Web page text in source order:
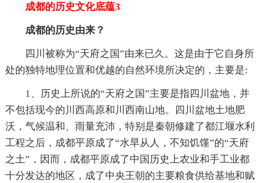
成都的历史文化底蕴3
成都的历史由来？
四川被称为“天府之国”由来已久。这是由于它自身所
处的独特地理位置和优越的自然环境所决定的，主要是:
1、历史上所说的“天府之国”主要是指四川盆地，并
不包括现今的川西高原和川西南山地。四川盆地土地肥
沃，气候温和、雨量充沛，特别是秦朝修建了都江堰水利
工程之后，成都平原成了“水旱从人，不知饥馑”的“天府
之土”，因而，成都平原成了中国历史上农业和手工业都
十分发达的地区，成了中央王朝的主要粮食供给基地和赋